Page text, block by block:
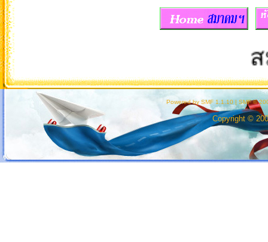
สม
Powered by SMF 1.1.10 | SMF ©
Copyright ©